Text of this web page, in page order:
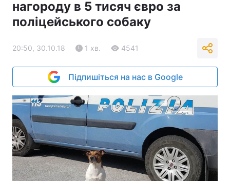
нагороду в 5 тисяч євро за
поліцейського собаку
20:50, 30.10.18 1 хв. 4541
Підпишіться на нас в Google